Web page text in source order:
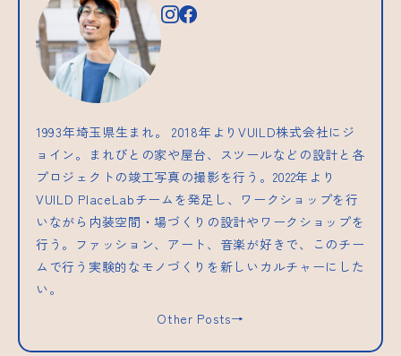
1993年埼玉県生まれ。 2018年よりVUILD株式会社にジ
ョイン。まれびとの家や屋台、スツールなどの設計と各
プロジェクトの竣工写真の撮影を行う。2022年より
VUILD PlaceLabチームを発足し、ワークショップを行
いながら内装空間・場づくりの設計やワークショップを
行う。ファッション、アート、音楽が好きで、このチー
ムで行う実験的なモノづくりを新しいカルチャーにした
い。
Other Posts→